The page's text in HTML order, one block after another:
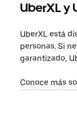
UberXL y
UberXL está
personas. Si
garantizado,
Conoce más